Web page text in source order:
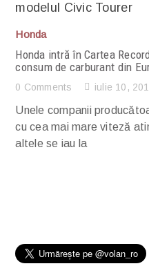
Honda
Honda intră în Cartea
consum de carburant din
0 Comments iulie 10,
Unele companii
cu cea mai mare viteză
altele se iau la